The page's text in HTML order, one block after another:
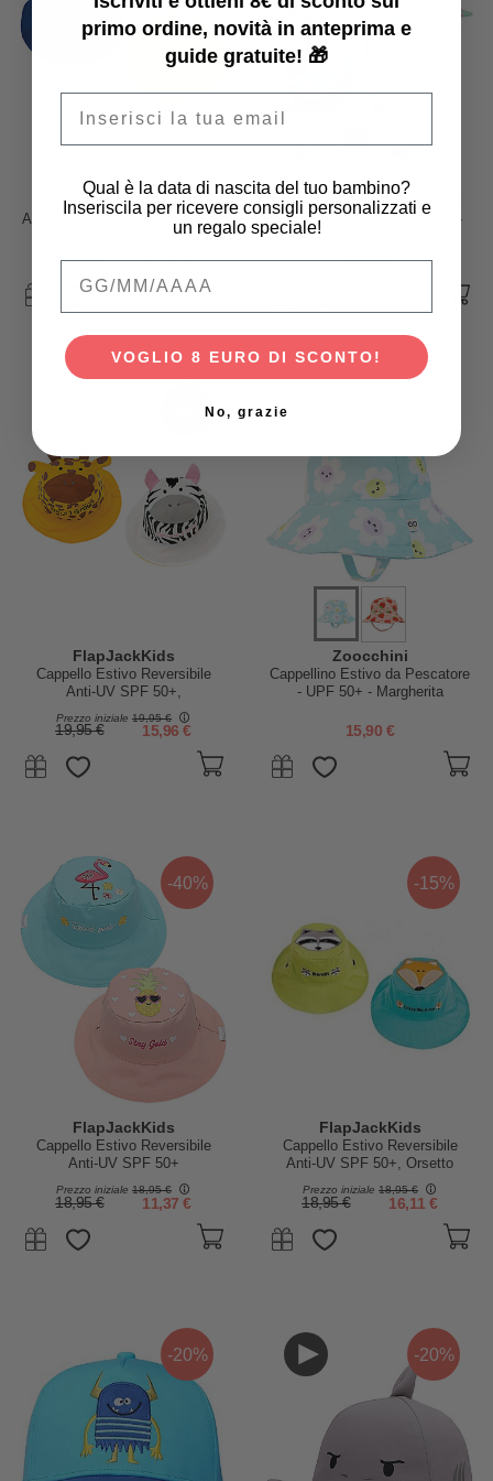
FlapJackKids
Cappello Estivo Reversibile
Anti-UV SPF 50+, Treno+Aereo
18,95 € 17,06 €
Zoocchini
Cappellino Estivo con Falda
Lunga Protettiva - UPF 50+ -
21,90 €
-20%
FlapJackKids
Cappello Estivo Reversibile
Anti-UV SPF 50+,
Giraffa+Zebra - 100% cotone
Prezzo iniziale 19,95 €
19,95 € 15,96 €
Zoocchini
Cappellino Estivo da Pescatore
- UPF 50+ - Margherita
15,90 €
-40%
FlapJackKids
Cappello Estivo Reversibile
Anti-UV SPF 50+
Fenicottero+Ananas - 100%
cotone
Prezzo iniziale 18,95 €
18,95 € 11,37 €
-15%
FlapJackKids
Cappello Estivo Reversibile
Anti-UV SPF 50+, Orsetto
Lavatore+Volpe - 100% cotone
Prezzo iniziale 18,95 €
18,95 € 16,11 €
-20% -20%
primo ordine, novità in anteprima e
guide gratuite! 🎁
Qual è la data di nascita del tuo bambino?
Inseriscila per ricevere consigli personalizzati e
un regalo speciale!
VOGLIO 8 EURO DI SCONTO!
No, grazie